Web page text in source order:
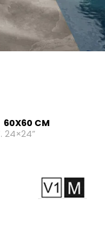
60X60 CM
24×24”